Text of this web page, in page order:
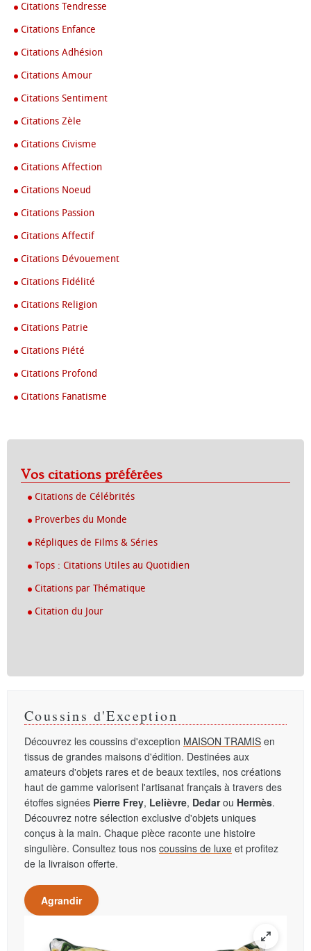
Citations Tendresse
Citations Enfance
Citations Adhésion
Citations Amour
Citations Sentiment
Citations Zèle
Citations Civisme
Citations Affection
Citations Noeud
Citations Passion
Citations Affectif
Citations Dévouement
Citations Fidélité
Citations Religion
Citations Patrie
Citations Piété
Citations Profond
Citations Fanatisme
Vos citations préférées
Citations de Célébrités
Proverbes du Monde
Répliques de Films & Séries
Tops : Citations Utiles au Quotidien
Citations par Thématique
Citation du Jour
Coussins d'Exception
Découvrez les coussins d'exception MAISON TRAMIS en
tissus de grandes maisons d'édition. Destinées aux
amateurs d'objets rares et de beaux textiles, nos créations
haut de gamme valorisent l'artisanat français à travers des
étoffes signées Pierre Frey, Lelièvre, Dedarou Hermès.
Découvrez notre sélection exclusive d'objets uniques
conçus à la main. Chaque pièce raconte une histoire
singulière. Consultez tous nos coussins de luxe et profitez
de la livraison offerte.
Agrandir